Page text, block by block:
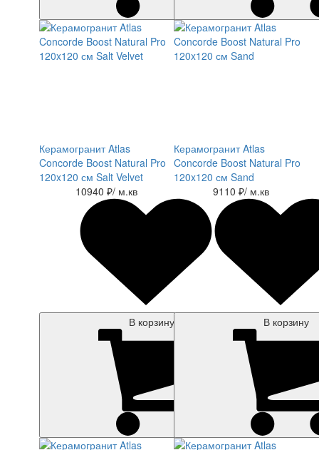
Керамогранит Atlas
Concorde Boost Natural Pro
120x120 см Salt Velvet
10940 ₽/ м.кв
В корзину
Керамогранит Atlas
Concorde Boost Natural Pro
120x120 см Sand
9110 ₽/ м.кв
В корзину